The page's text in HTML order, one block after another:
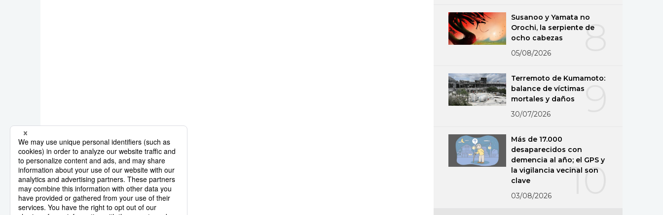
8
Susanoo y Yamata no
Orochi, la serpiente de
ocho cabezas
05/08/2026
Terremoto de Kumamoto:
balance de víctimas
mortales y daños
30/07/2026
10
Más de 17.000
desaparecidos con
demencia al año; el GPS y
la vigilancia vecinal son
clave
03/08/2026